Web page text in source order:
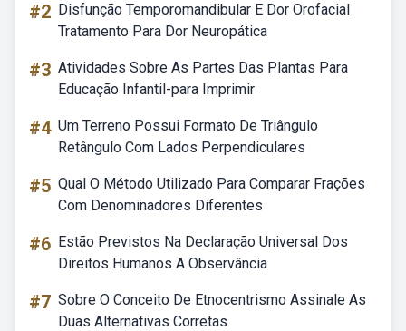
#2 Disfunção Temporomandibular E Dor Orofacial
Tratamento Para Dor Neuropática
#3 Atividades Sobre As Partes Das Plantas Para
Educação Infantil-para Imprimir
#4 Um Terreno Possui Formato De Triângulo
Retângulo Com Lados Perpendiculares
#5 Qual O Método Utilizado Para Comparar Frações
Com Denominadores Diferentes
#6 Estão Previstos Na Declaração Universal Dos
Direitos Humanos A Observância
#7 Sobre O Conceito De Etnocentrismo Assinale As
Duas Alternativas Corretas